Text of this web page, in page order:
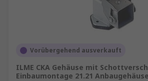
Vorübergehend ausverkauft
ILME CKA Gehäuse mit
Einbaumontage 21.21